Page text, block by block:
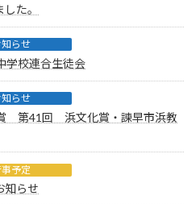
た。
知らせ
校連合生徒会
知らせ
第41回 浜文化賞・諫早市浜教
予定
知らせ